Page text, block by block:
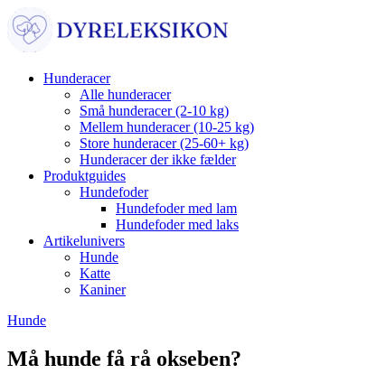
Hunderacer
Alle hunderacer
Små hunderacer (2-10 kg)
Mellem hunderacer (10-25 kg)
Store hunderacer (25-60+ kg)
Hunderacer der ikke fælder
Produktguides
Hundefoder
Hundefoder med lam
Hundefoder med laks
Artikelunivers
Hunde
Katte
Kaniner
Hunde
Må hunde få rå okseben?